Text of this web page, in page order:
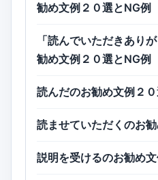
勧め文例２０選とNG例
「読んでいただきあり
勧め文例２０選とNG例
読んだのお勧め文例２
読ませていただくのお
説明を受けるのお勧め